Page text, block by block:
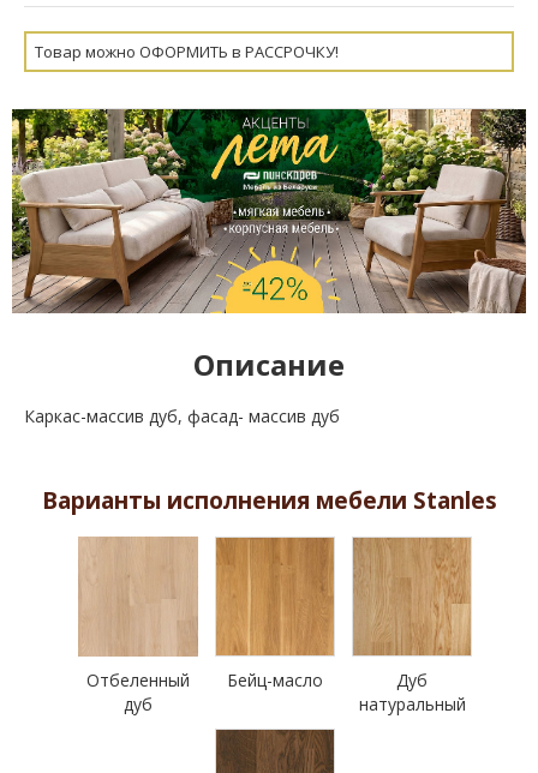
Товар можно ОФОРМИТЬ в РАССРОЧКУ!
Описание
Каркас-массив дуб, фасад- массив дуб
Варианты исполнения мебели Stanles
Отбеленный
дуб
Бейц-масло
Дуб
натуральный